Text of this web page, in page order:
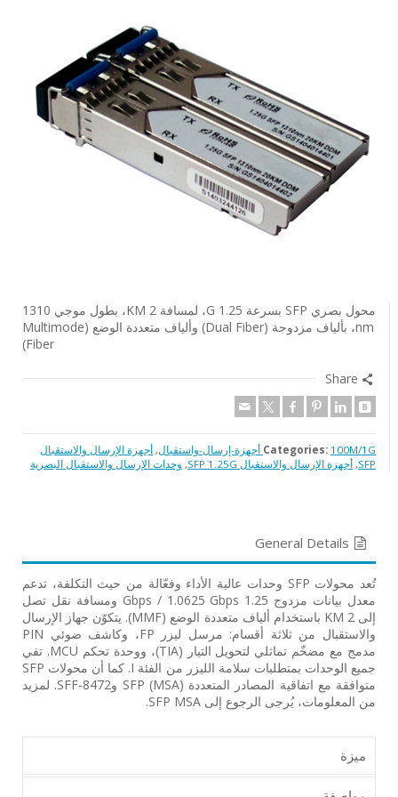
محول بصري SFP بسرعة 1.25 G، لمسافة 2 KM، بطول موجي 1310
nm، بألياف مزدوجة (Dual Fiber) وألياف متعددة الوضع (Multimode
Fiber)
Share
Categories: 100M/1G أجهزة-إرسال-واستقبال , أجهزة الإرسال والاستقبال
SFP
, أجهزة الإرسال والاستقبال SFP 1.25G , وحدات الإرسال والاستقبال البصرية
General Details
تُعد محولات SFP وحدات عالية الأداء وفعّالة من حيث التكلفة، تدعم
معدل بيانات مزدوج 1.25 Gbps / 1.0625 Gbps ومسافة نقل تصل
إلى 2 KM باستخدام ألياف متعددة الوضع (MMF). يتكوّن جهاز الإرسال
والاستقبال من ثلاثة أقسام: مرسل ليزر FP، وكاشف ضوئي PIN
مدمج مع مضخّم تماثلي لتحويل التيار (TIA)، ووحدة تحكم MCU. تفي
جميع الوحدات بمتطلبات سلامة الليزر من الفئة I. كما أن محولات SFP
متوافقة مع اتفاقية المصادر المتعددة SFP (MSA) وSFF-8472. لمزيد
من المعلومات، يُرجى الرجوع إلى SFP MSA.
ميزة